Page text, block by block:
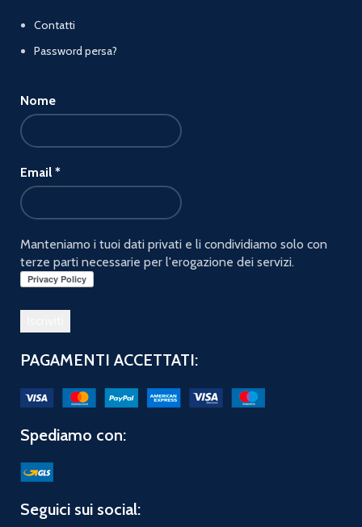
Contatti
Password persa?
Nome
Email *
Manteniamo i tuoi dati privati e li condividiamo solo con
terze parti necessarie per l'erogazione dei servizi.
PAGAMENTI ACCETTATI:
Spediamo con:
Seguici sui social: